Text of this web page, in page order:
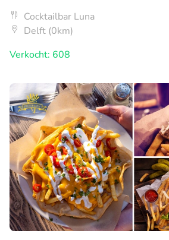
Cocktailbar Luna
Delft (0km)
Verkocht: 608